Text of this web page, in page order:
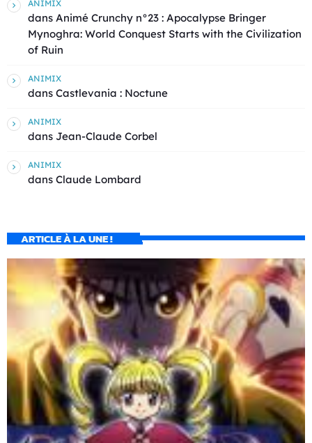
ANIMIX
dans Animé Crunchy n°23 : Apocalypse Bringer
Mynoghra: World Conquest Starts with the Civilization
of Ruin
ANIMIX
dans Castlevania : Noctune
ANIMIX
dans Jean-Claude Corbel
ANIMIX
dans Claude Lombard
ARTICLE À LA UNE !